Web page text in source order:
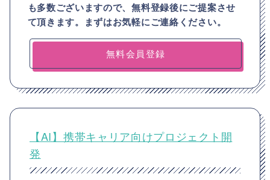
も多数ございますので、無料登録後にご提案させ
て頂きます。まずはお気軽にご連絡ください。
無料会員登録
【AI】携帯キャリア向けプロジェクト開
発